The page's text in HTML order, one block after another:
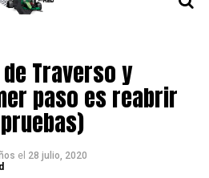
Traverso y
paso es reabrir
el 28 julio, 2020